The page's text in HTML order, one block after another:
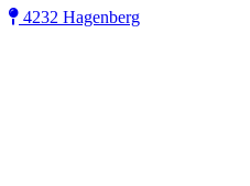
4232 Hagenberg